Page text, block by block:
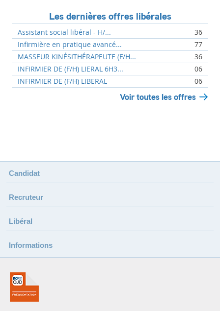
Les dernières offres libérales
Assistant social libéral - H/...
36
Infirmière en pratique avancé...
77
MASSEUR KINÉSITHÉRAPEUTE (F/H...
36
INFIRMIER DE (F/H) LIERAL 6H3...
06
INFIRMIER DE (F/H) LIBERAL
06
Voir toutes les offres
Candidat
Recruteur
Libéral
Informations